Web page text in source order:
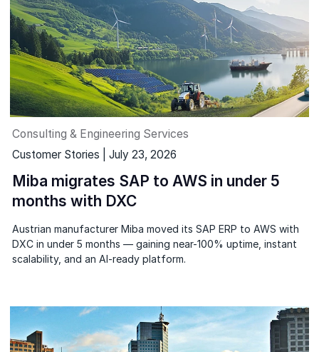
Consulting & Engineering Services
Customer Stories | July 23, 2026
Miba migrates SAP to AWS in under 5
months with DXC
Austrian manufacturer Miba moved its SAP ERP to AWS with
DXC in under 5 months — gaining near-100% uptime, instant
scalability, and an AI-ready platform.